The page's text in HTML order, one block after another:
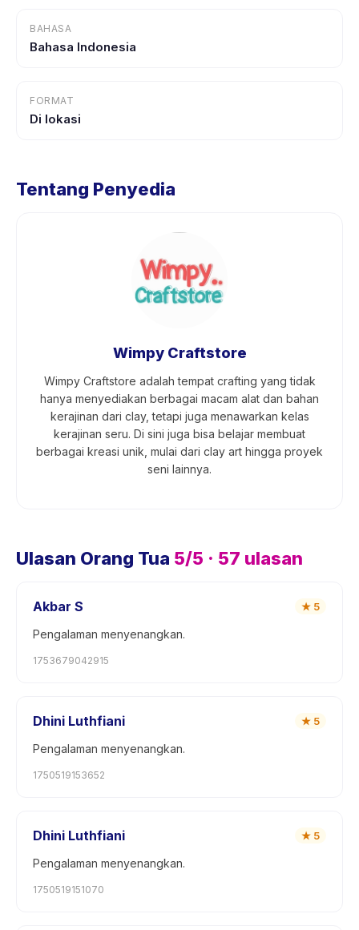
BAHASA
Bahasa Indonesia
FORMAT
Di lokasi
Tentang Penyedia
Wimpy Craftstore
Wimpy Craftstore adalah tempat crafting yang tidak
hanya menyediakan berbagai macam alat dan bahan
kerajinan dari clay, tetapi juga menawarkan kelas
kerajinan seru. Di sini juga bisa belajar membuat
berbagai kreasi unik, mulai dari clay art hingga proyek
seni lainnya.
Ulasan Orang Tua 5/5 · 57 ulasan
Akbar S ★ 5
Pengalaman menyenangkan.
1753679042915
Dhini Luthfiani ★ 5
Pengalaman menyenangkan.
1750519153652
Dhini Luthfiani ★ 5
Pengalaman menyenangkan.
1750519151070